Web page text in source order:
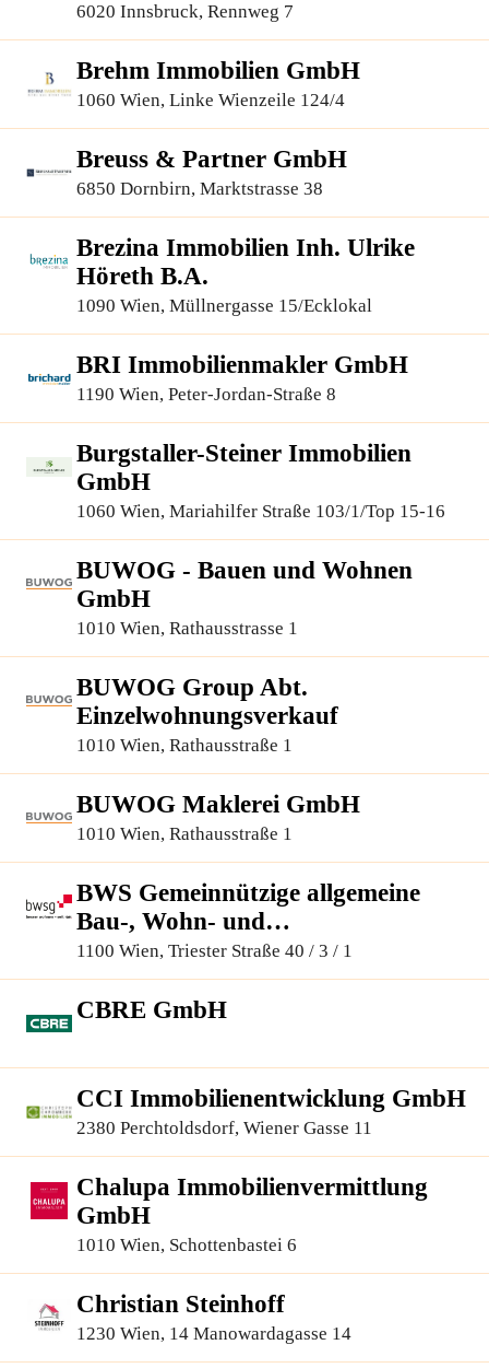
6020 Innsbruck, Rennweg 7
Brehm Immobilien GmbH
1060 Wien, Linke Wienzeile 124/4
Breuss & Partner GmbH
6850 Dornbirn, Marktstrasse 38
Brezina Immobilien Inh. Ulrike
Höreth B.A.
1090 Wien, Müllnergasse 15/Ecklokal
BRI Immobilienmakler GmbH
1190 Wien, Peter-Jordan-Straße 8
Burgstaller-Steiner Immobilien
GmbH
1060 Wien, Mariahilfer Straße 103/1/Top 15-16
BUWOG - Bauen und Wohnen
GmbH
1010 Wien, Rathausstrasse 1
BUWOG Group Abt.
Einzelwohnungsverkauf
1010 Wien, Rathausstraße 1
BUWOG Maklerei GmbH
1010 Wien, Rathausstraße 1
BWS Gemeinnützige allgemeine
Bau-, Wohn- und
Siedlungsgenossenschaft registrierte
Genossenschaft mit beschränkter
Haftung
1100 Wien, Triester Straße 40 / 3 / 1
CBRE GmbH
CCI Immobilienentwicklung GmbH
2380 Perchtoldsdorf, Wiener Gasse 11
Chalupa Immobilienvermittlung
GmbH
1010 Wien, Schottenbastei 6
Christian Steinhoff
1230 Wien, 14 Manowardagasse 14